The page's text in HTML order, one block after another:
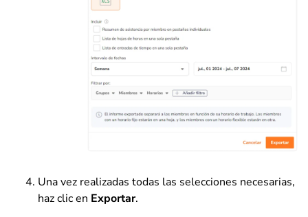
Una vez realizadas todas las selecciones necesarias,
haz clic en Exportar.